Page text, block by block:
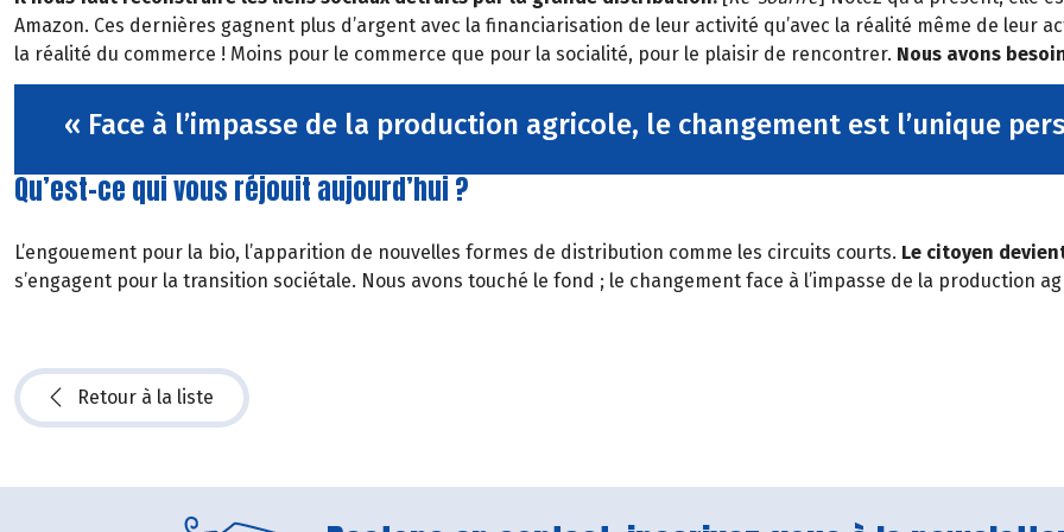
Amazon. Ces dernières gagnent plus d’argent avec la financiarisation de leur activité qu’avec la réalité même de leur
la réalité du commerce ! Moins pour le commerce que pour la socialité, pour le plaisir de rencontrer. Nous avons
« Face à l’impasse de la production agricole, le changement est l’unique
Qu’est-ce qui vous réjouit aujourd’hui ?
L’engouement pour la bio, l’apparition de nouvelles formes de distribution comme les circuits courts. Le citoyen
s’engagent pour la transition sociétale. Nous avons touché le fond ; le changement face à l’impasse de la production
Retour à la liste